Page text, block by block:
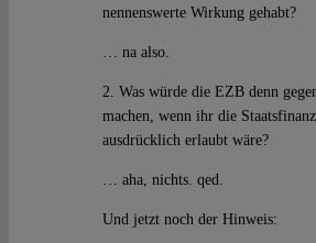
nennenswerte Wirkung gehabt?
… na also.
2. Was würde die EZB denn
machen, wenn ihr die
ausdrücklich erlaubt wäre?
… aha, nichts. qed.
Und jetzt noch der Hinweis: